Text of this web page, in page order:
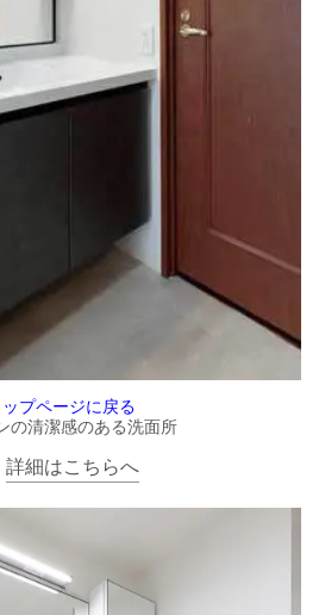
ップページに戻る
ンの清潔感のある洗面所
詳細はこちらへ